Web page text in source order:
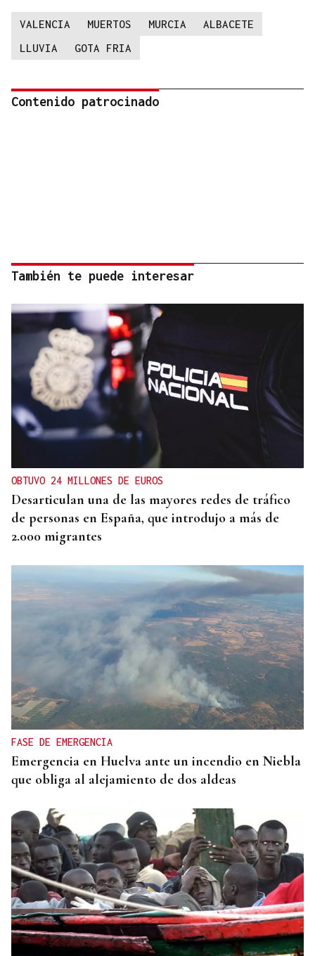
VALENCIA MUERTOS MURCIA
ALBACETE
LLUVIA
GOTA FRIA
Contenido patrocinado
También te puede interesar
OBTUVO 24 MILLONES DE EUROS
Desarticulan una de las mayores redes de tráfico
de personas en España, que introdujo a más de
2.000 migrantes
FASE DE EMERGENCIA
Emergencia en Huelva ante un incendio en Niebla
que obliga al alejamiento de dos aldeas